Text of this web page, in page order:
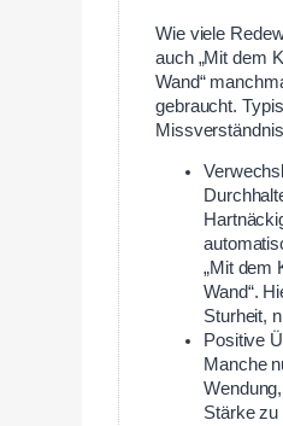
Wie viele
auch „Mit dem
Wand“
gebraucht.
„Mit dem
Wand“.
Sturheit,
Positive
Manche
Stärke zu